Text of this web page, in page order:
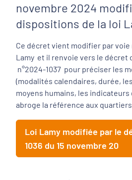
novembre 2024
dispositions de la loi
Ce décret vient modifier par
Lamy et il renvoie vers le décret
n°2024-1037 pour préciser les
(modalités calendaires, durée,
moyens humains, les
abroge la référence aux
Loi Lamy modifiée par le
1036 du 15 novembre 20